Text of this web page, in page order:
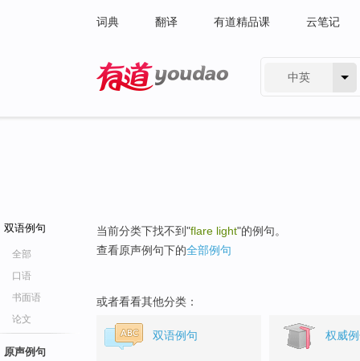
词典 翻译 有道精品课 云笔记
中英
双语例句
全部
口语
书面语
论文
原声例句
当前分类下找不到"flare light"的例句。
查看原声例句下的全部例句
或者看看其他分类：
双语例句 权威